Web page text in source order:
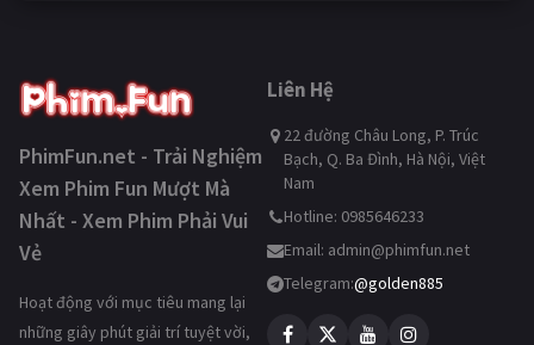
PhimFun.net - Trải Nghiệm
Xem Phim Fun Mượt Mà
Nhất - Xem Phim Phải Vui
Vẻ
Hoạt động với mục tiêu mang lại
những giây phút giải trí tuyệt vời,
Liên Hệ
22 đường Châu Long, P. Trúc
Bạch, Q. Ba Đình, Hà Nội, Việt
Nam
Hotline: 0985646233
Email: admin@phimfun.net
Telegram:@golden885